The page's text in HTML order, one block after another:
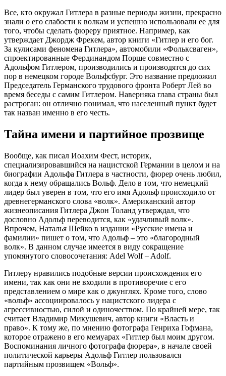
Все, кто окружал Гитлера в разные периоды жизни, прекрасно
знали о его слабости к волкам и успешно использовали ее для
того, чтобы сделать фюреру приятное. Например, как
утверждает Джордж Фрекем, автор книги «Гитлер и его бог.
За кулисами феномена Гитлера», автомобили «Фольксваген»,
спроектированные Фердинандом Порше совместно с
Адольфом Гитлером, производились и производятся до сих
пор в немецком городе Вольфсбург. Это название предложил
Председатель Германского трудового фронта Роберт Лей во
время беседы с самим Гитлером. Наверняка глава страны был
растроган: он отлично понимал, что населенный пункт будет
так назван именно в его честь.
Тайна имени и партийное прозвище
Вообще, как писал Иоахим Фест, историк,
специализировавшийся на нацистской Германии в целом и на
биографии Адольфа Гитлера в частности, фюрер очень любил,
когда к нему обращались Вольф. Дело в том, что немецкий
лидер был уверен в том, что его имя Адольф происходило от
древнегерманского слова «волк». Американский автор
жизнеописания Гитлера Джон Толанд утверждал, что
дословно Адольф переводится, как «удачливый волк».
Впрочем, Наталья Шейко в издании «Русские имена и
фамилии» пишет о том, что Адольф – это «благородный
волк». В данном случае имеется в виду сокращение
упомянутого словосочетания: Adel Wolf – Adolf.
Гитлеру нравились подобные версии происхождения его
имени, так как они не входили в противоречие с его
представлением о мире как о джунглях. Кроме того, слово
«вольф» ассоциировалось у нацистского лидера с
агрессивностью, силой и одиночеством. По крайней мере, так
считает Владимир Микушевич, автор книги «Власть и
право». К тому же, по мнению фотографа Генриха Гофмана,
которое отражено в его мемуарах «Гитлер был моим другом.
Воспоминания личного фотографа фюрера», в начале своей
политической карьеры Адольф Гитлер пользовался
партийным прозвищем «Вольф».